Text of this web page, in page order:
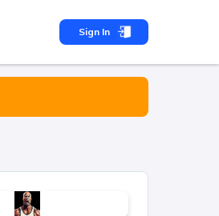
Sign In